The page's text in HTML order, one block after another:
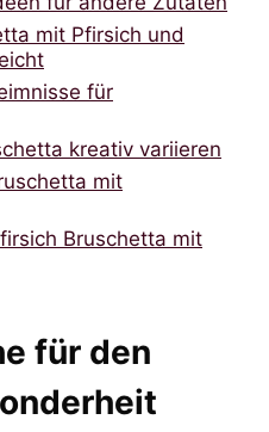
mit Pfirsich und
für
kreativ variieren
mit
Bruschetta mit
für den